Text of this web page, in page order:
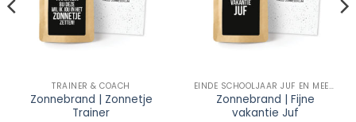
TRAINER & COACH
Zonnebrand | Zonnetje
Trainer
EINDE SCHOOLJAAR JUF EN MEESTER
Zonnebrand | Fijne
vakantie Juf